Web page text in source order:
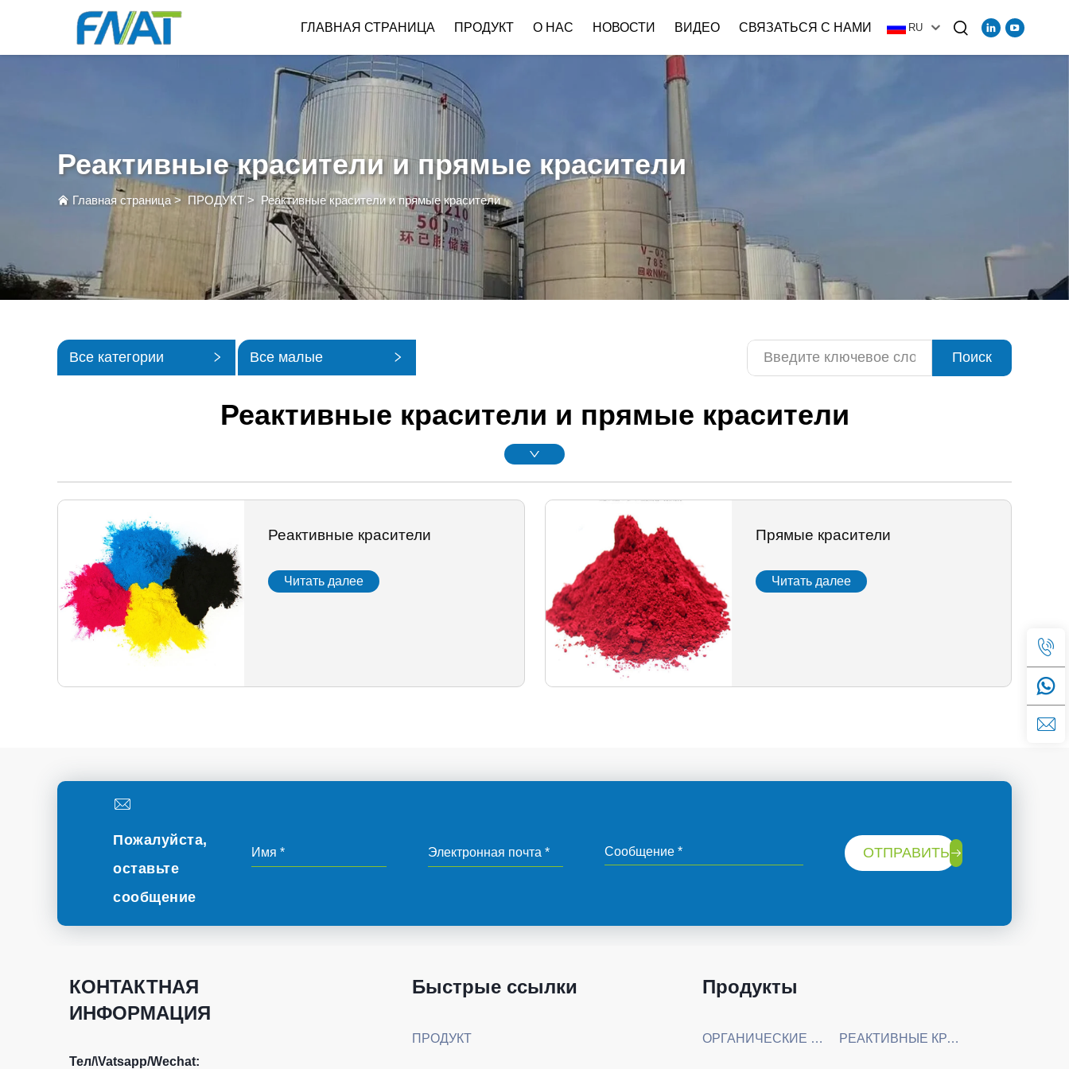
ГЛАВНАЯ СТРАНИЦА ПРОДУКТ О НАС НОВОСТИ ВИДЕО СВЯЗАТЬСЯ С НАМИ RU
Реактивные красители и прямые красители
Главная страница> ПРОДУКТ > Реактивные красители и прямые красители
Все категории Все малые Поиск
Реактивные красители и прямые красители
Реактивные красители
Читать далее
Прямые красители
Читать далее
Пожалуйста,
оставьте
сообщение
ОТПРАВИТЬ
КОНТАКТНАЯ
ИНФОРМАЦИЯ
Тел/\Vatsapp/Wechat:
Быстрые ссылки
ПРОДУКТ
Продукты
ОРГАНИЧЕСКИЕ ХИМИЧЕСКИЕ СЫРЬЕВЫЕ МАТЕРИАЛЫ РЕАКТИВНЫЕ КРАСИТЕЛИ И ПРЯМЫЕ КРАСИТЕЛИ